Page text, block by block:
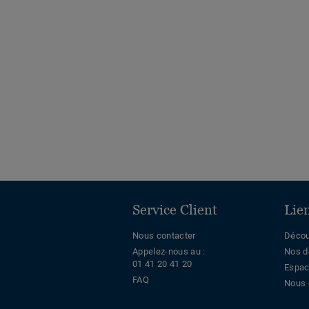
Service Client
Nous contacter
Appelez-nous au :
01 41 20 41 20
FAQ
Nos
Nous